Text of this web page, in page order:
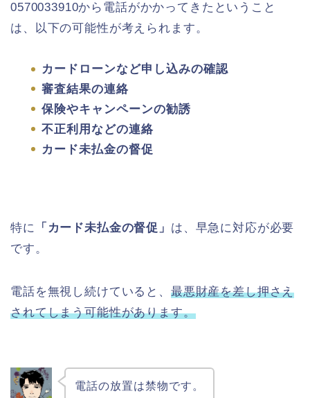
0570033910から電話がかかってきたということ
は、以下の可能性が考えられます。
カードローンなど申し込みの確認
審査結果の連絡
保険やキャンペーンの勧誘
不正利用などの連絡
カード未払金の督促
特に 「カード未払金の督促」 は、早急に対応が必要
です。
電話を無視し続けていると、 最悪財産を差し押さえ
されてしまう可能性があります。
電話の放置は禁物です。